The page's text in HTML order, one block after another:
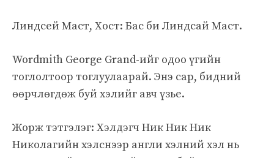
Линдсей Маст, Хост: Бас би Линдсай Маст.
Wordmith George Grand-ийг одоо үгийн
тоглолтоор тоглуулаарай. Энэ сар, бидний
өөрчлөгдөж буй хэлийг авч үзье.
Жорж тэтгэлэг: Хэлдэгч Ник Ник Ник
Николагийн хэлснээр англи хэлний хэл нь